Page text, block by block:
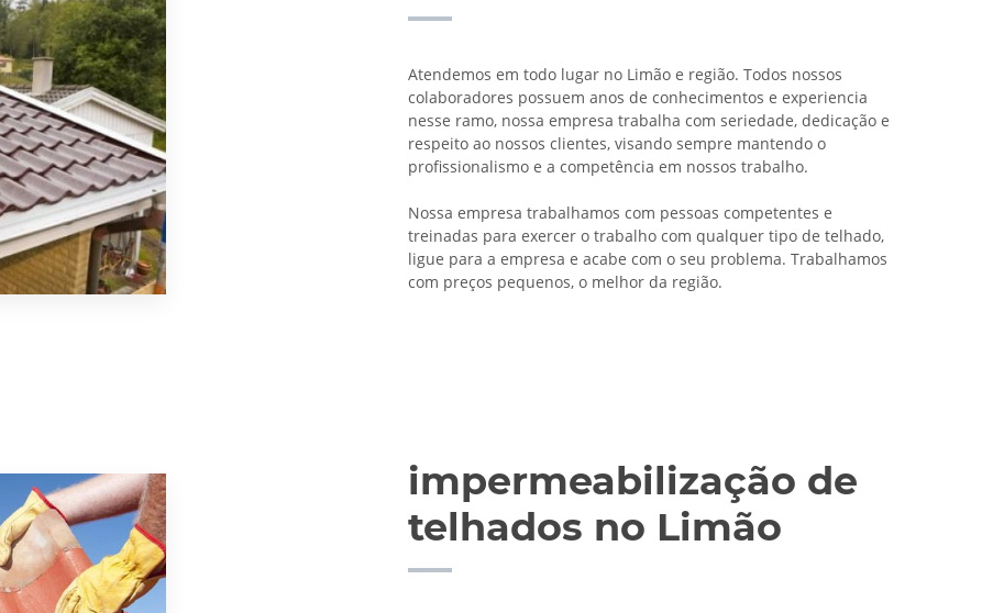
Atendemos em todo lugar no Limão e região. Todos nossos
colaboradores possuem anos de conhecimentos e experiencia
nesse ramo, nossa empresa trabalha com seriedade, dedicação e
respeito ao nossos clientes, visando sempre mantendo o
profissionalismo e a competência em nossos trabalho.
Nossa empresa trabalhamos com pessoas competentes e
treinadas para exercer o trabalho com qualquer tipo de telhado,
ligue para a empresa e acabe com o seu problema. Trabalhamos
com preços pequenos, o melhor da região.
impermeabilização de
telhados no Limão